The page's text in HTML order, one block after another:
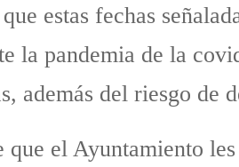
estas fechas
la pandemia de la
además del riesgo de
que el Ayuntamiento